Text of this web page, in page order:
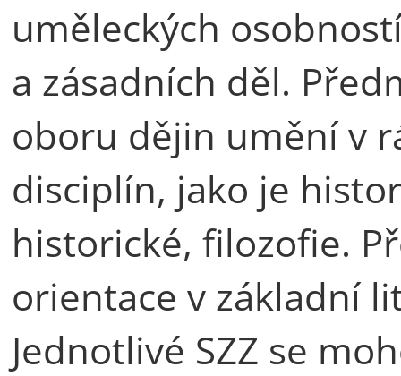
uměleckých
a zásadních děl.
oboru dějin umění v
disciplín, jako je
historické, filozofie.
orientace v základní
Jednotlivé SZZ se